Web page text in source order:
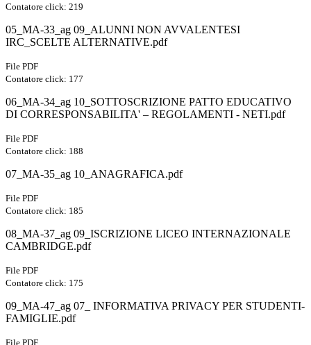
Contatore click: 219
05_MA-33_ag 09_ALUNNI NON AVVALENTESI
IRC_SCELTE ALTERNATIVE.pdf
File PDF
Contatore click: 177
06_MA-34_ag 10_SOTTOSCRIZIONE PATTO EDUCATIVO
DI CORRESPONSABILITA' – REGOLAMENTI - NETI.pdf
File PDF
Contatore click: 188
07_MA-35_ag 10_ANAGRAFICA.pdf
File PDF
Contatore click: 185
08_MA-37_ag 09_ISCRIZIONE LICEO INTERNAZIONALE
CAMBRIDGE.pdf
File PDF
Contatore click: 175
09_MA-47_ag 07_ INFORMATIVA PRIVACY PER STUDENTI-
FAMIGLIE.pdf
File PDF